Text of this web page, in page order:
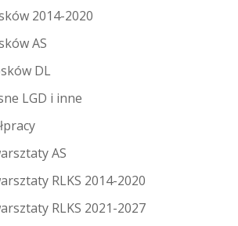
2014-2020
AS
DL
LGD i inne
AS
RLKS 2014-2020
RLKS 2021-2027